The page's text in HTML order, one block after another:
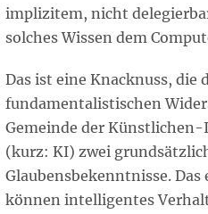
implizitem, nicht
solches Wissen dem
Das ist eine Knacknuss, die
fundamentalistischen
Gemeinde der
(kurz: KI) zwei
Glaubensbekenntnisse.
können intelligentes